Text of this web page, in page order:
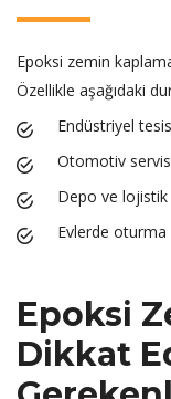
Epoksi zemin
Özellikle aşağıdaki
Endüstriyel
Otomotiv
Depo ve lojistik
Evlerde oturma
Epoksi
Dikkat